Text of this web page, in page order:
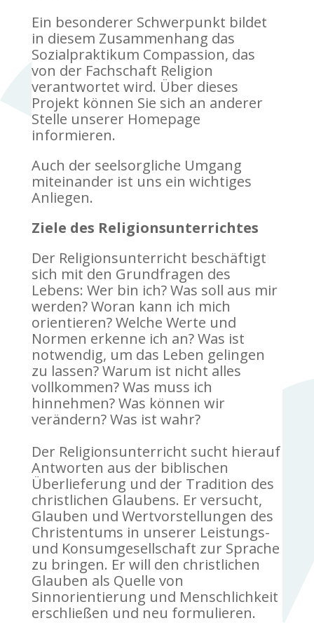
Ein besonderer Schwerpunkt bildet
in diesem Zusammenhang das
Sozialpraktikum Compassion, das
von der Fachschaft Religion
verantwortet wird. Über dieses
Projekt können Sie sich an anderer
Stelle unserer Homepage
informieren.
Auch der seelsorgliche Umgang
miteinander ist uns ein wichtiges
Anliegen.
Ziele des Religionsunterrichtes
Der Religionsunterricht beschäftigt
sich mit den Grundfragen des
Lebens: Wer bin ich? Was soll aus mir
werden? Woran kann ich mich
orientieren? Welche Werte und
Normen erkenne ich an? Was ist
notwendig, um das Leben gelingen
zu lassen? Warum ist nicht alles
vollkommen? Was muss ich
hinnehmen? Was können wir
verändern? Was ist wahr?
Der Religionsunterricht sucht hierauf
Antworten aus der biblischen
Überlieferung und der Tradition des
christlichen Glaubens. Er versucht,
Glauben und Wertvorstellungen des
Christentums in unserer Leistungs-
und Konsumgesellschaft zur Sprache
zu bringen. Er will den christlichen
Glauben als Quelle von
Sinnorientierung und Menschlichkeit
erschließen und neu formulieren.